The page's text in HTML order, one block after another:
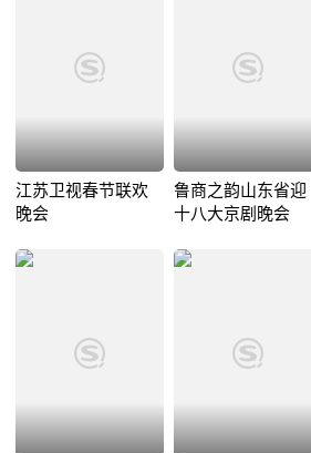
江苏卫视春节联欢
晚会
鲁商之韵山东省迎
十八大京剧晚会